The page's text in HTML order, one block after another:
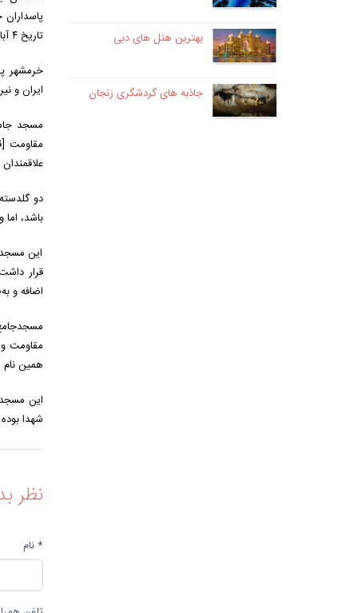
بهترین هتل های دبی
جاذبه های گردشگری زنجان
تاریخ ۴ آبان ۱۳۵۹ آخرین مدافعان شهر نیز به خاطر فشار زیاد ارتش بعثی عراق و کمبود سلاح و تجهیزات مجبور به عقب نشینی از شهر گردیدند.
ایران و
مسجد
مقاومت
باشد،
این
اضافه و
مقاومت و
همین
شهدا
نظر
* نام